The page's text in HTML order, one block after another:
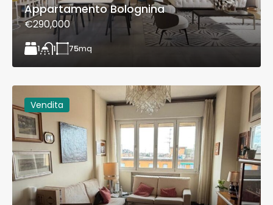
Appartamento Bolognina
€290,000
1 1 75mq
Vendita